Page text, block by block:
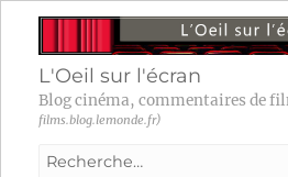
L'Oeil sur l'écran
Blog cinéma, commentaires de
films.blog.lemonde.fr)
Recherche